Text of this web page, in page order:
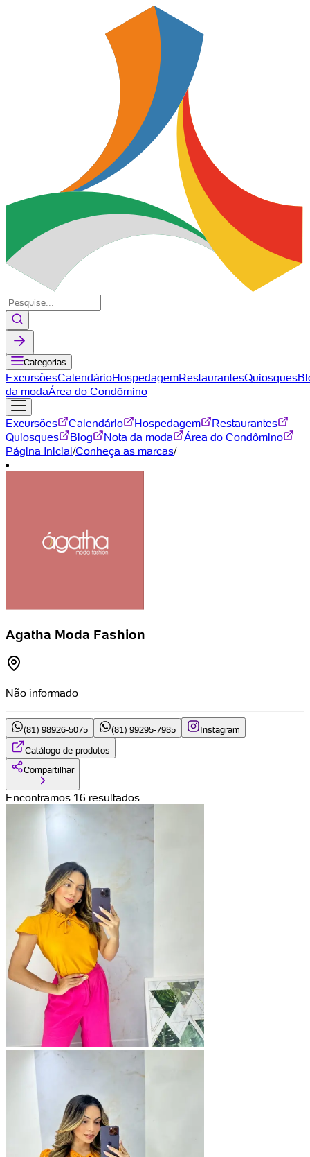
Categorias
ExcursõesCalendárioHospedagemRestaurantesQuiosques
da modaÁrea do Condômino
Excursões Calendário Hospedagem
Restaurantes
Quiosques
Blog Nota da moda
Área do Condômino
Página Inicial/Conheça as marcas/
Agatha Moda Fashion
Não informado
(81) 98926-5075 (81) 99295-7985
Instagram
Catálogo de produtos
Compartilhar
Encontramos 16 resultados